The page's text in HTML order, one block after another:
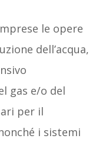
le opere
dell’acqua,
gas e/o del
per il
i sistemi